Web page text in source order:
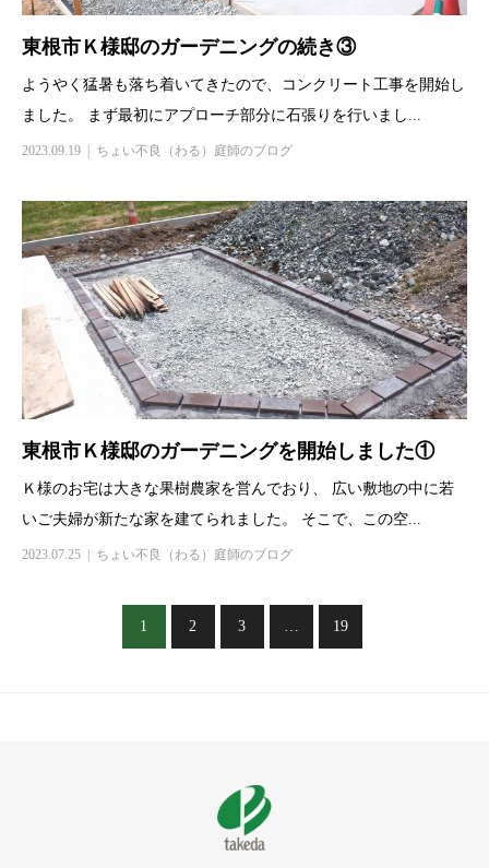
東根市Ｋ様邸のガーデニングの続き③
ようやく猛暑も落ち着いてきたので、コンクリート工事を開始し
ました。 まず最初にアプローチ部分に石張りを行いまし...
2023.09.19 ちょい不良（わる）庭師のブログ
東根市Ｋ様邸のガーデニングを開始しました①
Ｋ様のお宅は大きな果樹農家を営んでおり、 広い敷地の中に若
いご夫婦が新たな家を建てられました。 そこで、この空...
2023.07.25 ちょい不良（わる）庭師のブログ
1 2 3 … 19